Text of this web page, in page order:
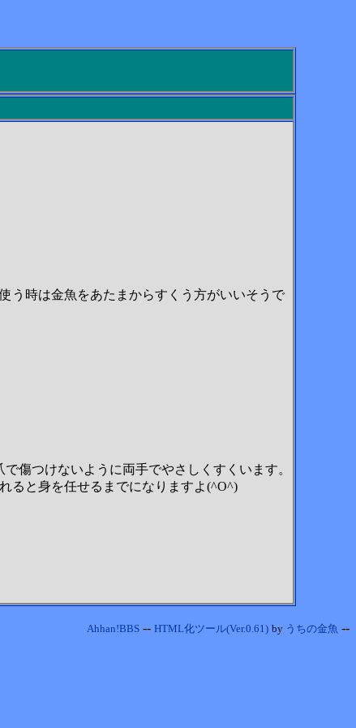
う時は金魚をあたまからすくう方がいいそうで
傷つけないように両手でやさしくすくいます。
ると身を任せるまでになりますよ(^O^)
Ahhan!BBS -- HTML化ツール(Ver.0.61) by うちの金魚 --